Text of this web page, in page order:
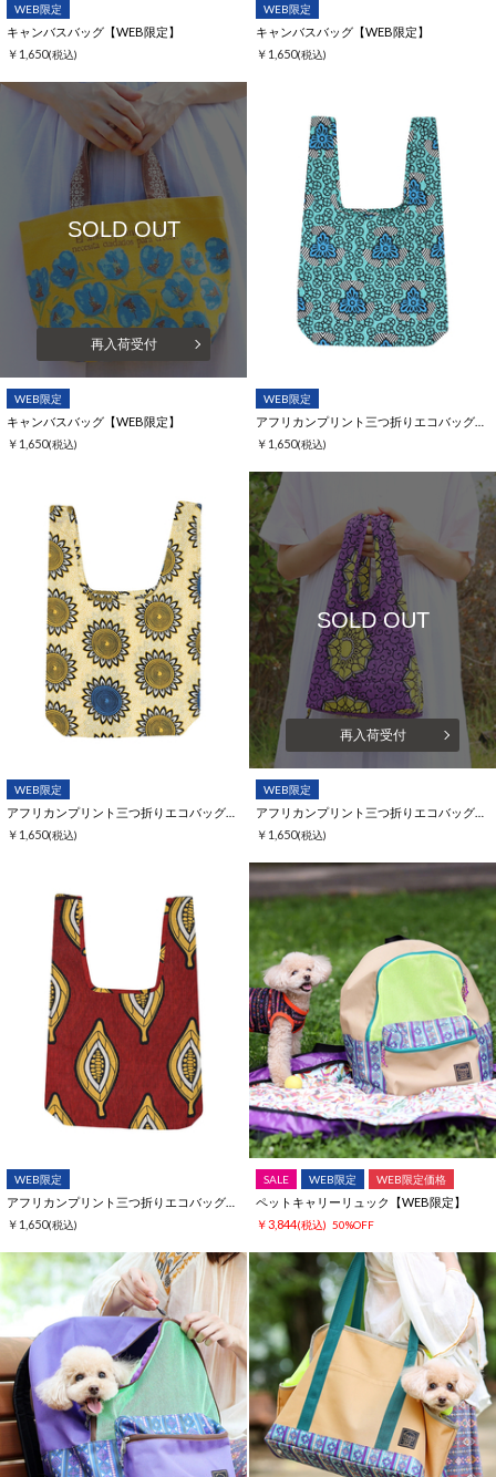
WEB限定
キャンバスバッグ【WEB限定】
￥1,650(税込)
WEB限定
キャンバスバッグ【WEB限定】
￥1,650(税込)
SOLD OUT
再入荷受付
WEB限定
キャンバスバッグ【WEB限定】
￥1,650(税込)
WEB限定
￥1,650(税込)
WEB限定
￥1,650(税込)
SOLD OUT
再入荷受付
WEB限定
￥1,650(税込)
WEB限定
￥1,650(税込)
SALE WEB限定 WEB限定価格
ペットキャリーリュック【WEB限定】
￥3,844(税込) 50%OFF